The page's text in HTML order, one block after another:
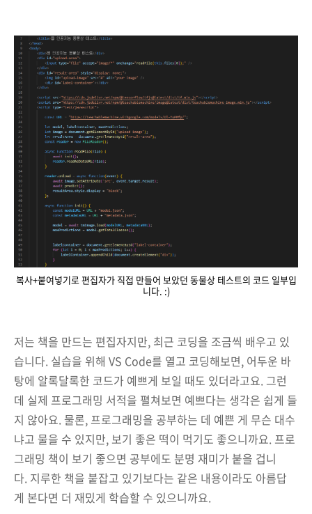
복사+붙여넣기로 편집자가 직접 만들어 보았던 동물상 테스트의 코드 일부입
니다. :)
저는 책을 만드는 편집자지만, 최근 코딩을 조금씩 배우고 있
습니다. 실습을 위해 VS Code를 열고 코딩해보면, 어두운 바
탕에 알록달록한 코드가 예쁘게 보일 때도 있더라고요. 그런
데 실제 프로그래밍 서적을 펼쳐보면 예쁘다는 생각은 쉽게 들
지 않아요. 물론, 프로그래밍을 공부하는 데 예쁜 게 무슨 대수
냐고 물을 수 있지만, 보기 좋은 떡이 먹기도 좋으니까요. 프로
그래밍 책이 보기 좋으면 공부에도 분명 재미가 붙을 겁니
다. 지루한 책을 붙잡고 있기보다는 같은 내용이라도 아름답
게 본다면 더 재밌게 학습할 수 있으니까요.